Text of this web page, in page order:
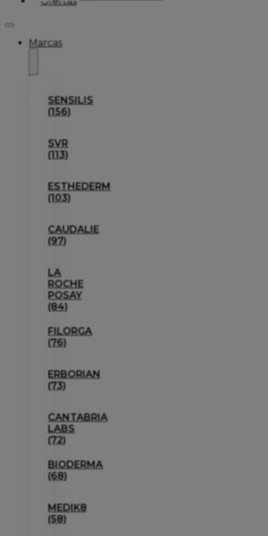
Marcas
SENSILIS
(156)
SVR
(113)
ESTHEDERM
(103)
CAUDALIE
(97)
LA
ROCHE
POSAY
(84)
FILORGA
(76)
ERBORIAN
(73)
CANTABRIA
LABS
(72)
BIODERMA
(68)
MEDIK8
(58)